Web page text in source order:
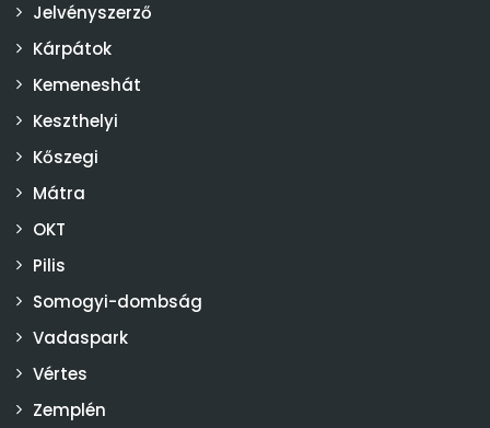
Jelvényszerző
Kárpátok
Kemeneshát
Keszthelyi
Kőszegi
Mátra
OKT
Pilis
Somogyi-dombság
Vadaspark
Vértes
Zemplén